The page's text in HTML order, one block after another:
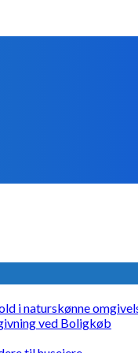
i naturskønne
ved Boligkøb